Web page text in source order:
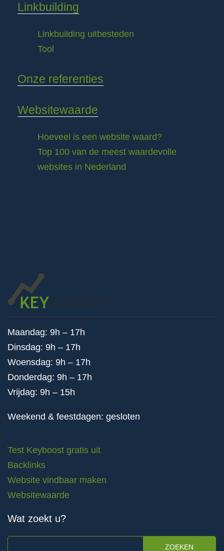
Linkbuilding
Linkbuilding uitbesteden
Tool
Onze referenties
Websitewaarde
Hoeveel is een website waard?
Top 100 van de meest waardevolle
websites in Nederland
Maandag: 9h – 17h
Dinsdag: 9h – 17h
Woensdag: 9h – 17h
Donderdag: 9h – 17h
Vrijdag: 9h – 15h
Weekend & feestdagen: gesloten
Test Keyboost gratis uit
Backlinks
Website vindbaar maken
Websitewaarde
Wat zoekt u?
ZOEKEN